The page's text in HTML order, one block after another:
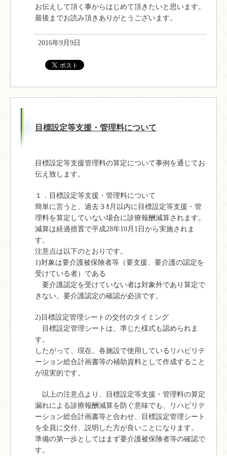
お伝えして頂く事からはじめて頂きたいと思います。
最後までお読み頂きありがとうございます。
2016年9月9日
目標設定等支援・管理料について
目標設定等支援管理料の算定について事例を通じてお
伝え致します。
１．目標設定等支援・管理料について
簡単に言うと、過去３ｶ月以内に目標設定等支援・管
理料を算定していない場合に診療報酬減算されます。
減算は経過措置で平成28年10月1日から実施されま
す。
注意点は以下のとおりです。
1)対象は要介護被保険者等（要支援、要介護の認定を
受けている者）である
要介護認定を受けていない者は対象外であり算定で
きない。要介護認定の確認が必須です。
2)目標設定管理シートの交付のタイミング
目標設定管理シートは、準じた様式も認められま
す。
したがって、現在、各施設で使用しているリハビリテ
ーション総合計画書等の補助資料として作成すること
が現実的です。
以上の注意点より、目標設定等支援・管理料の算定
漏れによる診療報酬減算を防ぐ意味でも、リハビリテ
ーション総合計画書等と合わせ、目標設定管理シート
を全員に交付、説明した方が良いことになります。
準備の第一歩としてはまず要介護被保険者等の確認で
す。